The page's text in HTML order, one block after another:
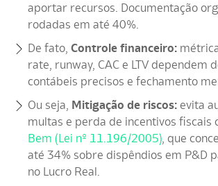
aportar recursos. Documentação
rodadas em até 40%.
De fato, Controle financeiro:
rate, runway, CAC e LTV dependem
contábeis precisos e fechamento
Ou seja, Mitigação de riscos: evita
multas e perda de incentivos fiscais
Bem (Lei nº 11.196/2005), que
até 34% sobre dispêndios em P&D
no Lucro Real.